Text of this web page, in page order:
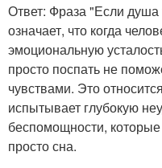
Ответ: Фраза "Если душа
означает, что когда
эмоциональную
просто поспать не
чувствами. Это
испытывает глубокую
беспомощности,
просто сна.